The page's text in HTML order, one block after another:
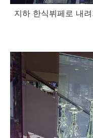
지하 한식뷔페로 내